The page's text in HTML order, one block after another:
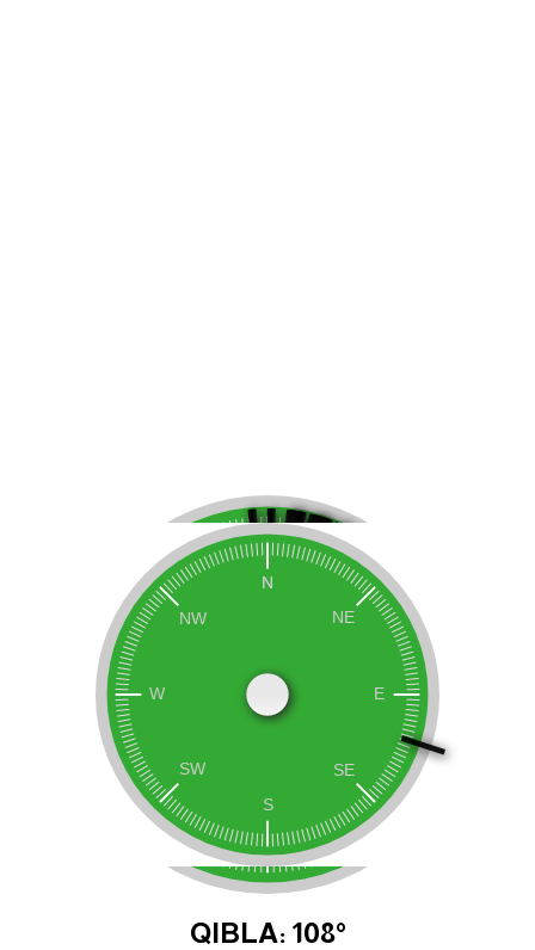
QIBLA: 108°